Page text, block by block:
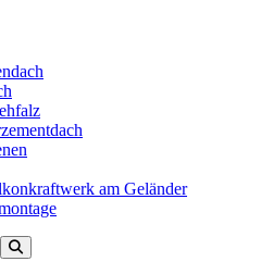
am Geländer